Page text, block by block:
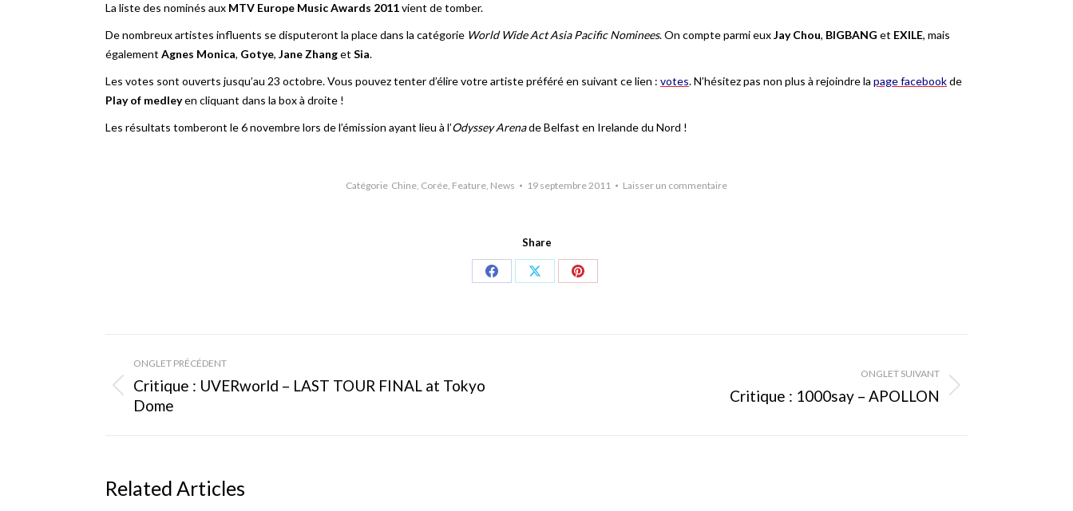
La liste des nominés aux MTV Europe Music Awards 2011vient de tomber.
De nombreux artistes influents se disputeront la place dans la catégorie World Wide Act Asia Pacific Nominees. On compte parmi euxJay Chou, BIGBANG et EXILE, mais
également Agnes Monica, Gotye, Jane Zhanget Sia.
Les votes sont ouverts jusqu’au 23 octobre. Vous pouvez tenter d’élire votre artiste préféré en suivant ce lien : votes. N’hésitez pas non plus à rejoindre la page facebookde
Play of medleyen cliquant dans la box à droite !
Les résultats tomberont le 6 novembre lors de l’émission ayant lieu à l’Odyssey Arenade Belfast en Irelande du Nord !
Catégorie Chine, Corée, Feature, News 19 septembre 2011 Laisser un commentaire
Share
Share
Share
Share
Navigation
de
commentaire
ONGLET PRÉCÉDENT
Onglet
précédent
Critique : UVERworld – LAST TOUR FINAL at Tokyo
Dome
ONGLET SUIVANT
Critique : 1000say – APOLLON
Related Articles